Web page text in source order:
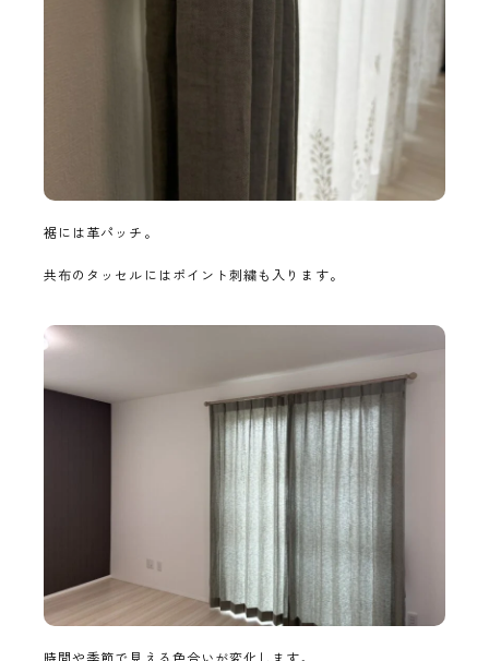
裾には革パッチ。
共布のタッセルにはポイント刺繍も入ります。